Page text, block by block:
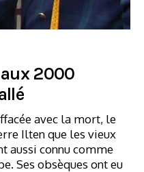
2000
avec la mort, le
Ilten que les vieux
aussi connu comme
Ses obsèques ont eu